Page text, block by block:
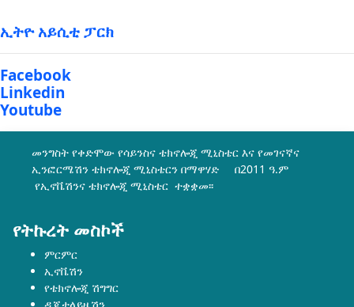
ኢትዮ አይሲቲ ፓርክ
Facebook
Linkedin
Youtube
መንግስት የቀድሞው የሳይንስና ቴክኖሎጂ ሚኒስቴር እና የመገናኛና
ኢንፎርሜሽን ቴክኖሎጂ ሚኒስቴርን በማዋሃድ በ2011 ዓ.ም
የኢኖቬሽንና ቴክኖሎጂ ሚኒስቴር ተቋቋመ፡፡
የትኩረት መስኮች
ምርምር
ኢኖቬሽን
የቴክኖሎጂ ሽግግር